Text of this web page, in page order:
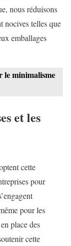
nous réduisons
nocives telles que
emballages
le minimalisme
et les
cette
pour
pour les
place des
cette